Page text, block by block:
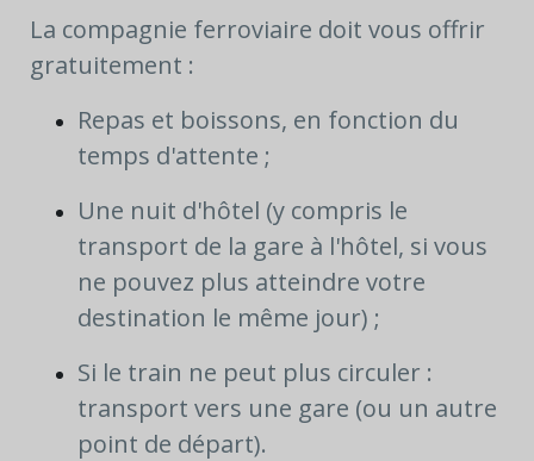
La compagnie ferroviaire doit vous offrir
gratuitement :
Repas et boissons, en fonction du
temps d'attente ;
Une nuit d'hôtel (y compris le
transport de la gare à l'hôtel, si vous
ne pouvez plus atteindre votre
destination le même jour) ;
Si le train ne peut plus circuler :
transport vers une gare (ou un autre
point de départ).